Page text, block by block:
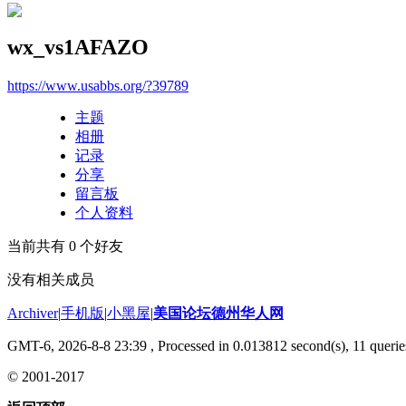
wx_vs1AFAZO
https://www.usabbs.org/?39789
主题
相册
记录
分享
留言板
个人资料
当前共有 0 个好友
没有相关成员
Archiver|手机版|小黑屋|美国论坛德州华人网
GMT-6, 2026-8-8 23:39 , Processed in 0.013812 second(s), 11
© 2001-2017